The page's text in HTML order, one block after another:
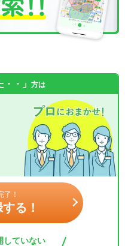
・」 方は
了！
る！
していない